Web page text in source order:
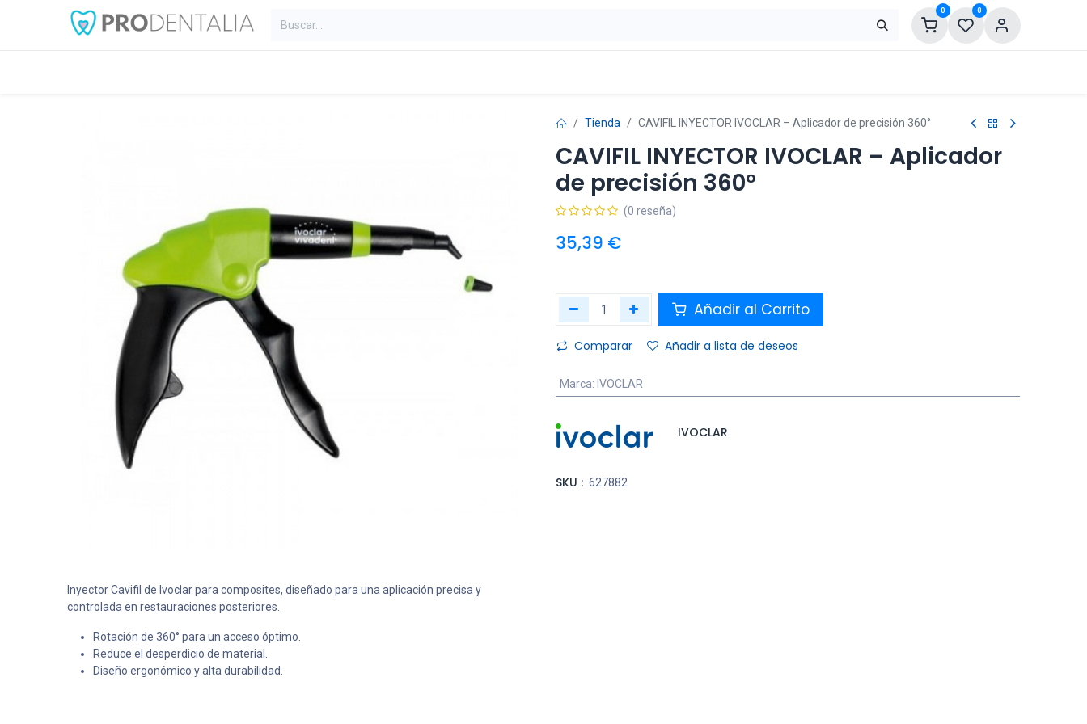
0 0
Inyector Cavifil de Ivoclar para composites, diseñado para una aplicación precisa y
controlada en restauraciones posteriores.
Rotación de 360° para un acceso óptimo.
Reduce el desperdicio de material.
Diseño ergonómico y alta durabilidad.
Tienda CAVIFIL INYECTOR IVOCLAR – Aplicador de precisión 360°
CAVIFIL INYECTOR IVOCLAR – Aplicador
de precisión 360°
(0 reseña)
35,39 €
Añadir al Carrito
Comparar Añadir a lista de deseos
Marca: IVOCLAR
IVOCLAR
SKU : 627882